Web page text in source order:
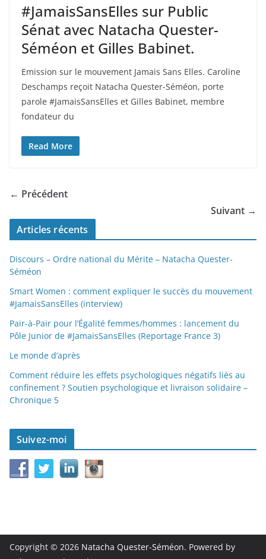
#JamaisSansElles sur Public
Sénat avec Natacha Quester-
Séméon et Gilles Babinet.
Emission sur le mouvement Jamais Sans Elles. Caroline
Deschamps reçoit Natacha Quester-Séméon, porte
parole #JamaisSansElles et Gilles Babinet, membre
fondateur du
Read More
← Précédent
Suivant →
Articles récents
Discours – Ordre national du Mérite – Natacha Quester-
Séméon
Smart Women : comment expliquer le succès du mouvement
#JamaisSansElles (interview)
Pair-à-Pair pour l’Égalité femmes/hommes : lancement du
Pôle Junior de #JamaisSansElles (Reportage France 3)
Le monde d’après
Comment réduire les effets psychologiques négatifs liés au
confinement ? Soutien psychologique et livraison solidaire –
Chronique 5
Suivez-moi
Copyright © 2026 Natacha Quester-Séméon. Powered by